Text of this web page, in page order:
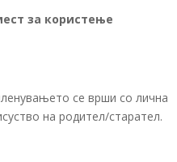
за користење
се врши со лична
на родител/старател.